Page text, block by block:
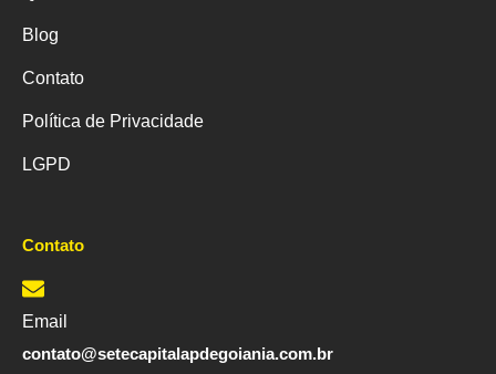
Blog
Contato
Política de Privacidade
LGPD
Contato
Email
contato@setecapitalapdegoiania.com.br